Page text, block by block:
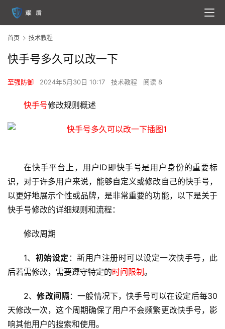
首页 技术教程
快手号多久可以改一下
至强防御 2024年5月30日 10:17 技术教程 阅读 8
快手号修改规则概述
在快手平台上，用户ID即快手号是用户身份的重要标
识，对于许多用户来说，能够自定义或修改自己的快手号，
以更好地展示个性或品牌，是非常重要的功能，以下是关于
快手号修改的详细规则和流程：
修改周期
1、 初始设定 ：新用户注册时可以设定一次快手号，此
后若需修改，需要遵守特定的时间限制 。
2、修改间隔：一般情况下，快手号可以在设定后每30
天修改一次，这个周期确保了用户不会频繁更改快手号，影
响其他用户的搜索和使用。